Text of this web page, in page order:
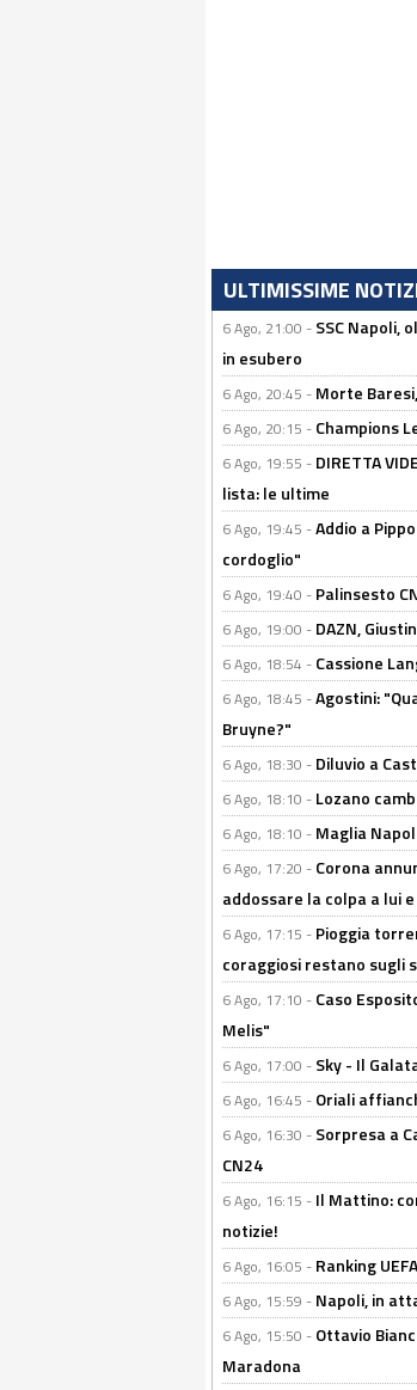
ULTIMISSIME
6 Ago, 21:00 - SSC Napoli,
in esubero
6 Ago, 20:45 - Morte
6 Ago, 20:15 - Champions
6 Ago, 19:55 - DIRETTA
lista: le ultime
6 Ago, 19:45 -Addio a
cordoglio"
6 Ago, 19:40 - Palinsesto
6 Ago, 19:00 - DAZN,
6 Ago, 18:54 - Cassione
6 Ago, 18:45 -Agostini:
Bruyne?"
6 Ago, 18:30 - Diluvio a
6 Ago, 18:10 - Lozano
6 Ago, 18:10 - Maglia
6 Ago, 17:20 - Corona
addossare la colpa a lui
6 Ago, 17:15 - Pioggia
coraggiosi restano sugli
6 Ago, 17:10 - Caso
Melis"
6 Ago, 17:00 - Sky - Il
6 Ago, 16:45 - Oriali
6 Ago, 16:30 - Sorpresa a
CN24
6 Ago, 16:15 - Il Mattino:
notizie!
6 Ago, 16:05 - Ranking
6 Ago, 15:59 - Napoli, in
6 Ago, 15:50 - Ottavio
Maradona